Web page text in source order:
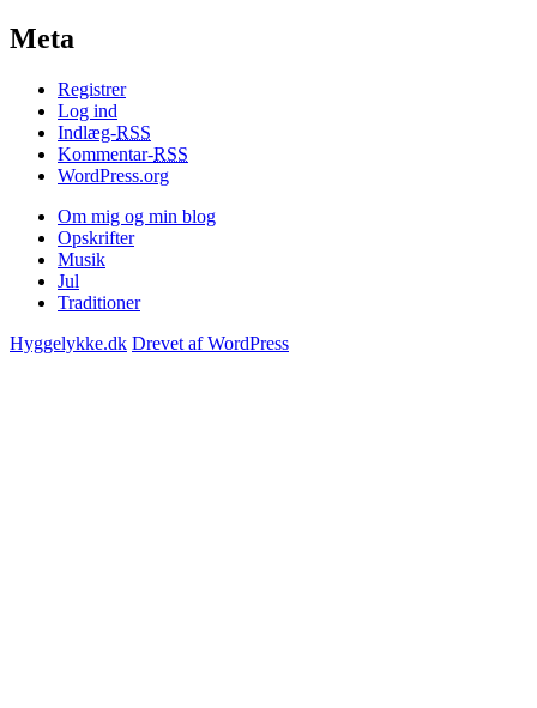
Meta
Registrer
Log ind
Indlæg-RSS
Kommentar-RSS
WordPress.org
Om mig og min blog
Opskrifter
Musik
Jul
Traditioner
Hyggelykke.dk Drevet af WordPress